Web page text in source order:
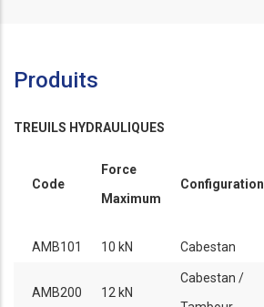
Produits
TREUILS HYDRAULIQUES
Code
Force
Maximum
Configuration
AMB101 10 kN Cabestan
AMB200 12 kN
Cabestan /